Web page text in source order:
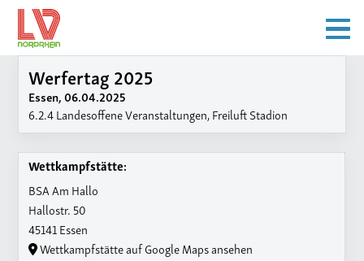
Werfertag 2025
Essen, 06.04.2025
6.2.4 Landesoffene Veranstaltungen, Freiluft Stadion
Wettkampfstätte:
BSA Am Hallo
Hallostr. 50
45141 Essen
Wettkampfstätte auf Google Maps ansehen